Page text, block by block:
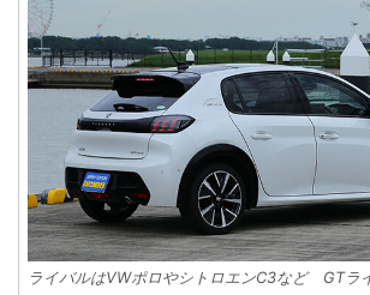
ライバルはVWポロやシトロエンC3など GTラ